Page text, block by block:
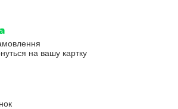
на вашу картку